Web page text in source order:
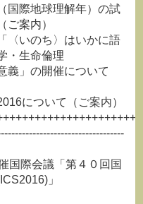
国際地球理解年）の試
ご案内）
〈いのち〉はいかに語
・生命倫理
義」の開催について
について（ご案内）
国際会議「第４０回国
」